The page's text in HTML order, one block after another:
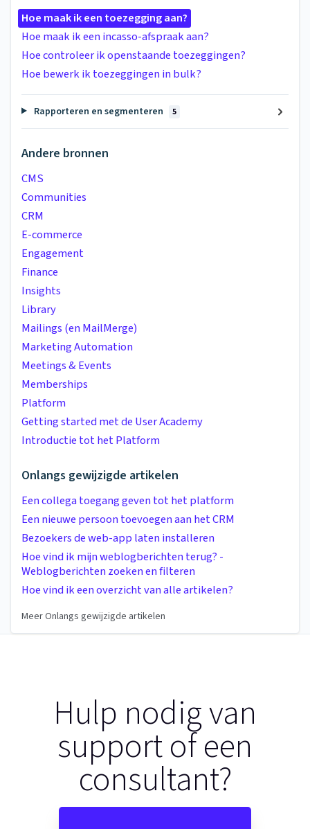
Hoe maak ik een toezegging aan?
Hoe maak ik een incasso-afspraak aan?
Hoe controleer ik openstaande toezeggingen?
Hoe bewerk ik toezeggingen in bulk?
Rapporteren en segmenteren 5
Andere bronnen
CMS
Communities
CRM
E-commerce
Engagement
Finance
Insights
Library
Mailings (en MailMerge)
Marketing Automation
Meetings & Events
Memberships
Platform
Getting started met de User Academy
Introductie tot het Platform
Onlangs gewijzigde artikelen
Een collega toegang geven tot het platform
Een nieuwe persoon toevoegen aan het CRM
Bezoekers de web-app laten installeren
Hoe vind ik mijn weblogberichten terug? -
Weblogberichten zoeken en filteren
Hoe vind ik een overzicht van alle artikelen?
Meer Onlangs gewijzigde artikelen
Hulp nodig van
support of een
consultant?